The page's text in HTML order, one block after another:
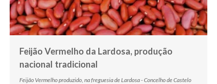
Feijão Vermelho da Lardosa, produção
nacional tradicional
Feijão Vermelho produzido, na freguesia de Lardosa - Concelho de Castelo